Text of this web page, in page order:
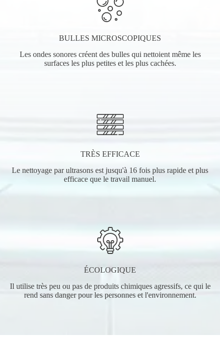
BULLES MICROSCOPIQUES
Les ondes sonores créent des bulles qui nettoient même les
surfaces les plus petites et les plus cachées.
TRÈS EFFICACE
Le nettoyage par ultrasons est jusqu'à 16 fois plus rapide et plus
efficace que le travail manuel.
ÉCOLOGIQUE
Il utilise très peu ou pas de produits chimiques agressifs, ce qui le
rend sans danger pour les personnes et l'environnement.